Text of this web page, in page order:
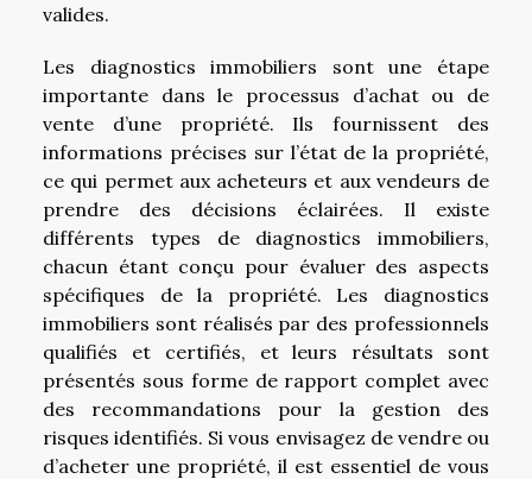
valides.
Les diagnostics immobiliers sont une étape
importante dans le processus d’achat ou de
vente d’une propriété. Ils fournissent des
informations précises sur l’état de la propriété,
ce qui permet aux acheteurs et aux vendeurs de
prendre des décisions éclairées. Il existe
différents types de diagnostics immobiliers,
chacun étant conçu pour évaluer des aspects
spécifiques de la propriété. Les diagnostics
immobiliers sont réalisés par des professionnels
qualifiés et certifiés, et leurs résultats sont
présentés sous forme de rapport complet avec
des recommandations pour la gestion des
risques identifiés. Si vous envisagez de vendre ou
d’acheter une propriété, il est essentiel de vous